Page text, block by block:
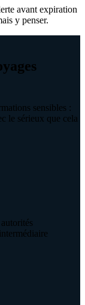
avant expiration
y penser.
sensibles :
le sérieux que cela